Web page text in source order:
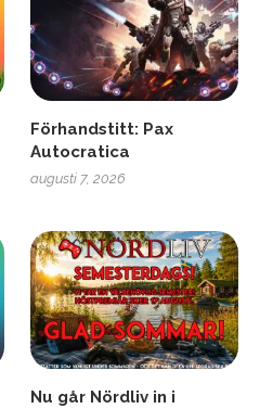
Förhandstitt: Pax
Autocratica
augusti 7, 2026
Nu går Nördliv in i